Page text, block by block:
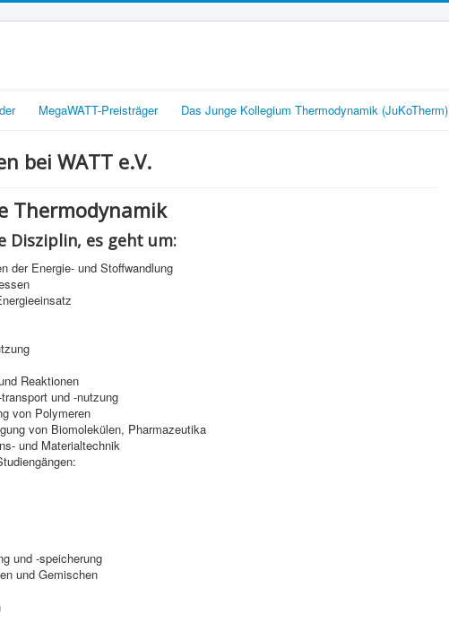
MegaWATT-Preisträger Das Junge Kollegium Thermodynamik (JuKoTherm)
bei WATT e.V.
Thermodynamik
Disziplin, es geht um:
der Energie- und Stoffwandlung
Reaktionen
und -nutzung
von Polymeren
von Biomolekülen, Pharmazeutika
und Materialtechnik
und -speicherung
und Gemischen